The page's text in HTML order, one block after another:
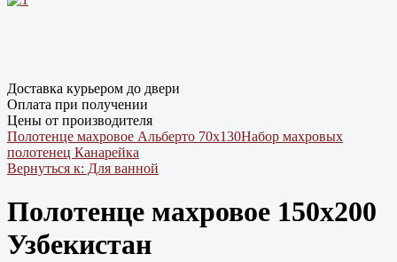
Доставка курьером до двери
Оплата при получении
Цены от производителя
Полотенце махровое Альберто 70х130Набор махровых
полотенец Канарейка
Вернуться к: Для ванной
Полотенце махровое 150х200
Узбекистан